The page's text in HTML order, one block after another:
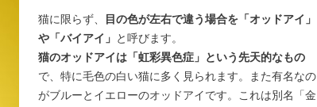
猫に限らず、
目の色が左右で違う場合を「オッドアイ」
や「バイアイ」 と呼びます。
猫のオッドアイは「虹彩異色症」という先天的なもの
で、特に毛色の白い猫に多く見られます。また有名なの
がブルーとイエローのオッドアイです。これは別名「金